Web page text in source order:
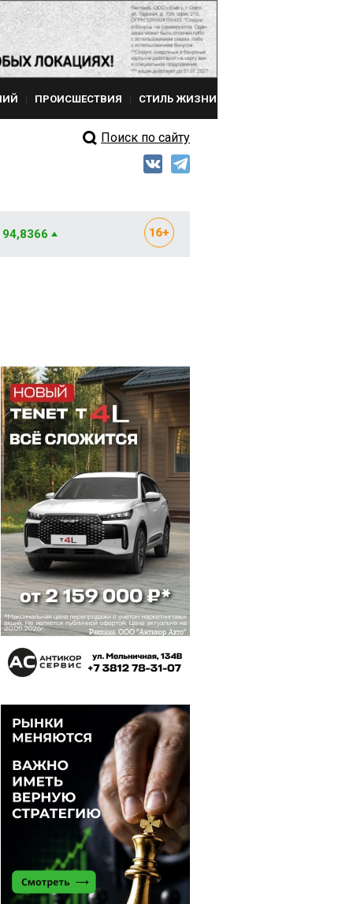
ПРОИСШЕСТВИЯ СТИЛЬ ЖИЗНИ
Поиск по сайту
94,8366